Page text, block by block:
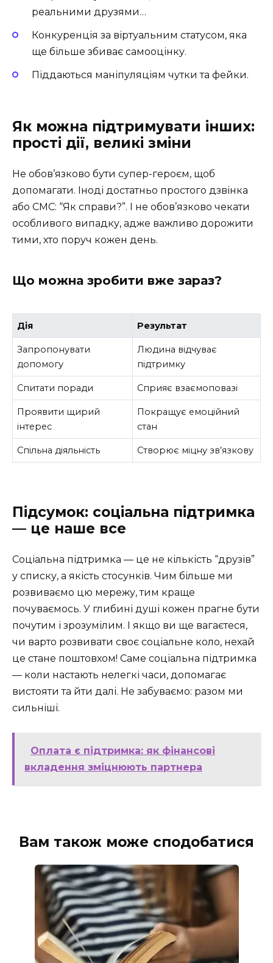
реальними друзями…
Конкуренція за віртуальним статусом, яка
ще більше збиває самооцінку.
Піддаються маніпуляціям чутки та фейки.
Як можна підтримувати інших:
прості дії, великі зміни
Не обов’язково бути супер-героєм, щоб
допомагати. Іноді достатньо простого дзвінка
або СМС: “Як справи?”. І не обов’язково чекати
особливого випадку, адже важливо дорожити
тими, хто поруч кожен день.
Що можна зробити вже зараз?
Дія Результат
Запропонувати
допомогу
Людина відчуває
підтримку
Спитати поради Сприяє взаємоповазі
Проявити щирий
інтерес
Покращує емоційний
стан
Спільна діяльність Створює міцну зв’язкову
Підсумок: соціальна підтримка
— це наше все
Соціальна підтримка — це не кількість “друзів”
у списку, а якість стосунків. Чим більше ми
розвиваємо цю мережу, тим краще
почуваємось. У глибині душі кожен прагне бути
почутим і зрозумілим. І якщо ви ще вагаєтеся,
чи варто розвивати своє соціальне коло, нехай
це стане поштовхом! Саме соціальна підтримка
— коли настають нелегкі часи, допомагає
вистояти та йти далі. Не забуваємо: разом ми
сильніші.
Оплата є підтримка: як фінансові
вкладення зміцнюють партнера
Вам також може сподобатися